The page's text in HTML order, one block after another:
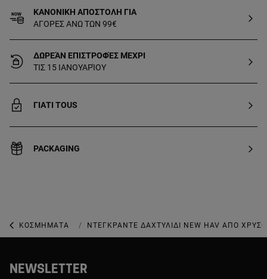
ΚΑΝΟΝΙΚΗ ΑΠΟΣΤΟΛΗ ΓΙΑ
ΑΓΟΡΕΣ ΑΝΩ ΤΩΝ 99€
ΔΩΡΕΆΝ ΕΠΙΣΤΡΟΦΈΣ ΜΈΧΡΙ
ΤΙΣ 15 ΙΑΝΟΥΑΡΊΟΥ
ΓΙΑΤΙ TOUS
PACKAGING
ΚΟΣΜΉΜΑΤΑ ΚΟΣΜΉΜΑΤΑ ΑΠΌ ΧΡΥΣΌ
ΝΤΕΓΚΡΑΝΤΈ ΔΑΧΤΥΛΊΔΙ NEW HAV ΑΠΌ ΧΡΥΣΌ
NEWSLETTER